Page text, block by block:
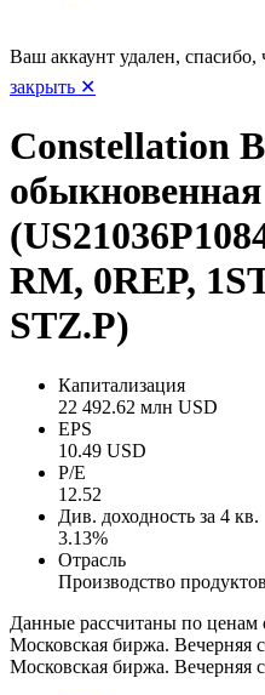
Ваш аккаунт удален,
закрыть ✕
Constellation
обыкновенная
RM, 0REP,
STZ.P)
Капитализация
22 492.62 млн USD
EPS
10.49 USD
P/E
12.52
Див. доходность за 4 кв.
3.13%
Отрасль
Производство
Данные рассчитаны по ценам
Московская биржа. Вечерняя
Московская биржа. Вечерняя